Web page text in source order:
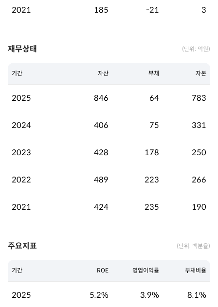
2021 185 -21 3
재무상태 (단위: 억원)
기간 자산 부채 자본
2025 846 64 783
2024 406 75 331
2023 428 178 250
2022 489 223 266
2021 424 235 190
주요지표 (단위: 백분율)
기간 ROE 영업이익률 부채비율
2025 5.2% 3.9% 8.1%